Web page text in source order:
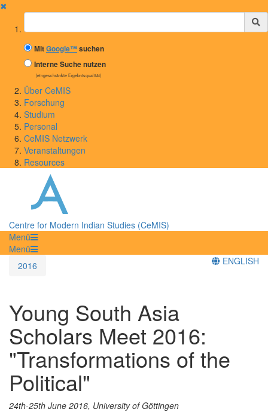
✖
Suchbegriff
MitGoogle™suchen
Interne Suche nutzen
(eingeschränkte Ergebnisqualität)
Über CeMIS
Forschung
Studium
Personal
CeMIS Netzwerk
Veranstaltungen
Resources
Centre for Modern Indian Studies (CeMIS)
Menü
Menü
2016
ENGLISH
Young South Asia
Scholars Meet 2016:
"Transformations of the
Political"
24th-25th June 2016, University of Göttingen